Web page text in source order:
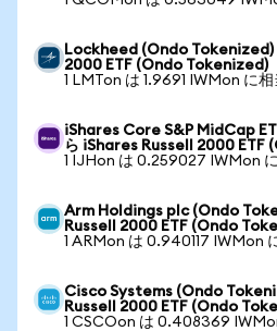
Lockheed (Ondo Tokenized)
2000 ETF (Ondo Tokenized)
1 LMTon は 1.9691 IWMon に相
iShares Core S&P MidCap
ら iShares Russell 2000 ETF
1 IJHon は 0.259027 IWMon
Arm Holdings plc (Ondo
Russell 2000 ETF (Ondo
1 ARMon は 0.940117 IWMon
Cisco Systems (Ondo
Russell 2000 ETF (Ondo
1 CSCOon は 0.408369